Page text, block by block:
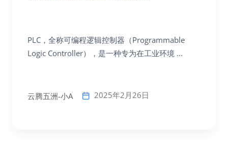
PLC，全称可编程逻辑控制器（Programmable
Logic Controller），是一种专为在工业环境 ...
云腾五洲-小A 2025年2月26日